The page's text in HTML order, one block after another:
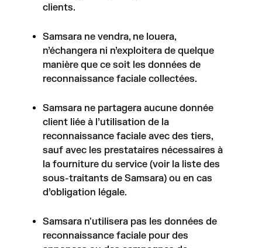
clients.
Samsara ne vendra, ne louera,
n’échangera ni n’exploitera de quelque
manière que ce soit les données de
reconnaissance faciale collectées.
Samsara ne partagera aucune donnée
client liée à l’utilisation de la
reconnaissance faciale avec des tiers,
sauf avec les prestataires nécessaires à
la fourniture du service (voir la liste des
sous-traitants de Samsara) ou en cas
d’obligation légale.
Samsara n'utilisera pas les données de
reconnaissance faciale pour des